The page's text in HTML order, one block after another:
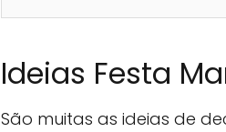
Ideias Festa
São muitas as ideias de